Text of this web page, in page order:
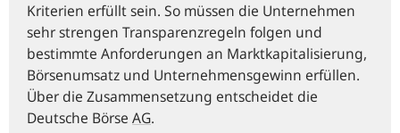
Kriterien erfüllt sein. So müssen die Unternehmen
sehr strengen Transparenzregeln folgen und
bestimmte Anforderungen an Marktkapitalisierung,
Börsenumsatz und Unternehmensgewinn erfüllen.
Über die Zusammensetzung entscheidet die
Deutsche Börse AG.